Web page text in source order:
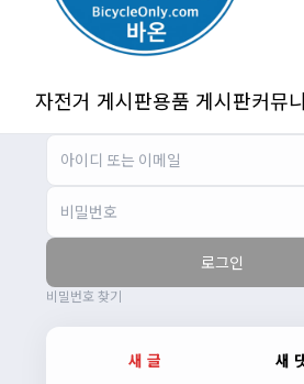
자전거 게시판용품 게시판커뮤
로그인
비밀번호 찾기
새 글 새
2/16/2025
자출조아15:14:23
시즌온 하신 분들 모두 안라하세요~~
서준 20:17:55
시즌온이랑 안라가 몬가요?
진우 01:50:08
시즌온은 시즌이 시작됬다는거고
안전한 라이딩으로 알고있습니다
자출조아03:19:07
시즌이 곧 다가오네요 ^^ 모두 안전
딩 하시기 바랍니다